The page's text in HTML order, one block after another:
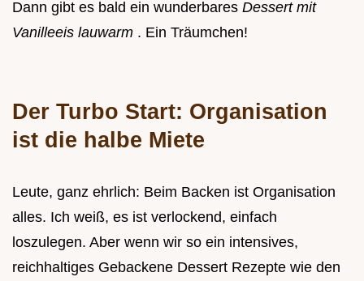
Dann gibt es bald ein wunderbares Dessert mit
Vanilleeis lauwarm . Ein Träumchen!
Der Turbo Start: Organisation
ist die halbe Miete
Leute, ganz ehrlich: Beim Backen ist Organisation
alles. Ich weiß, es ist verlockend, einfach
loszulegen. Aber wenn wir so ein intensives,
reichhaltiges Gebackene Dessert Rezepte wie den